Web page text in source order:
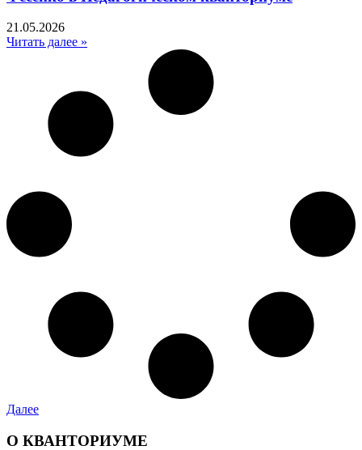
21.05.2026
Читать далее »
Далее
О КВАНТОРИУМЕ